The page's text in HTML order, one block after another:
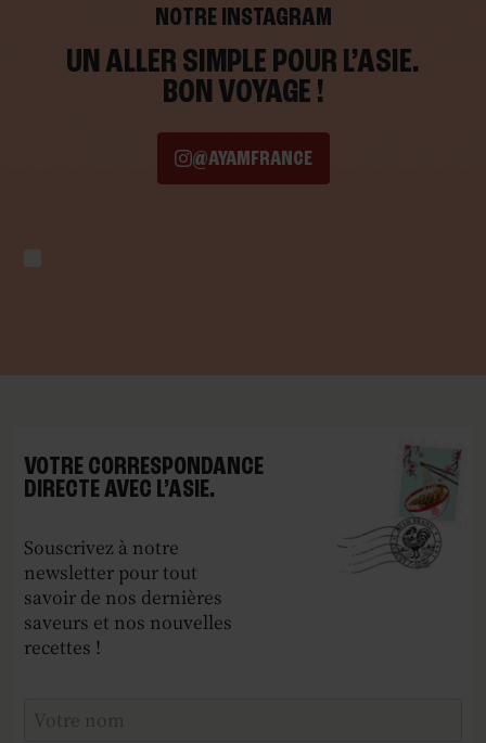
NOTRE INSTAGRAM
UN ALLER SIMPLE POUR L’ASIE.
BON VOYAGE !
@AYAMFRANCE
VOTRE CORRESPONDANCE
DIRECTE AVEC L’ASIE.
Souscrivez à notre
newsletter pour tout
savoir de nos dernières
saveurs et nos nouvelles
recettes !